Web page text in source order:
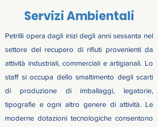
Servizi Ambientali
Petrilli opera dagli inizi degli anni sessanta nel
settore del recupero di rifiuti provenienti da
attività industriali, commerciali e artigianali. Lo
staff si occupa dello smaltimento degli scarti
di produzione di imballaggi, legatorie,
tipografie e ogni altro genere di attività. Le
moderne dotazioni tecnologiche consentono